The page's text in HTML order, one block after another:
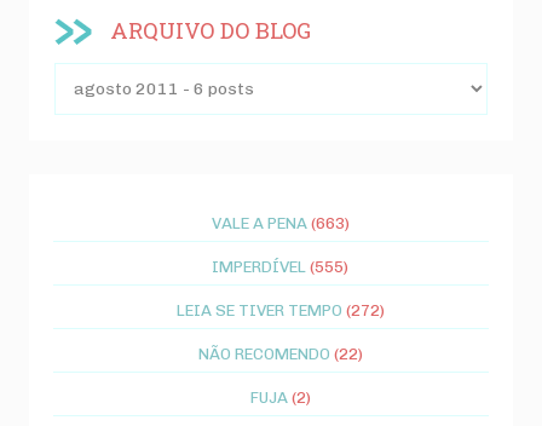
ARQUIVO DO BLOG
VALE A PENA (663)
IMPERDÍVEL(555)
LEIA SE TIVER TEMPO (272)
NÃO RECOMENDO (22)
FUJA (2)